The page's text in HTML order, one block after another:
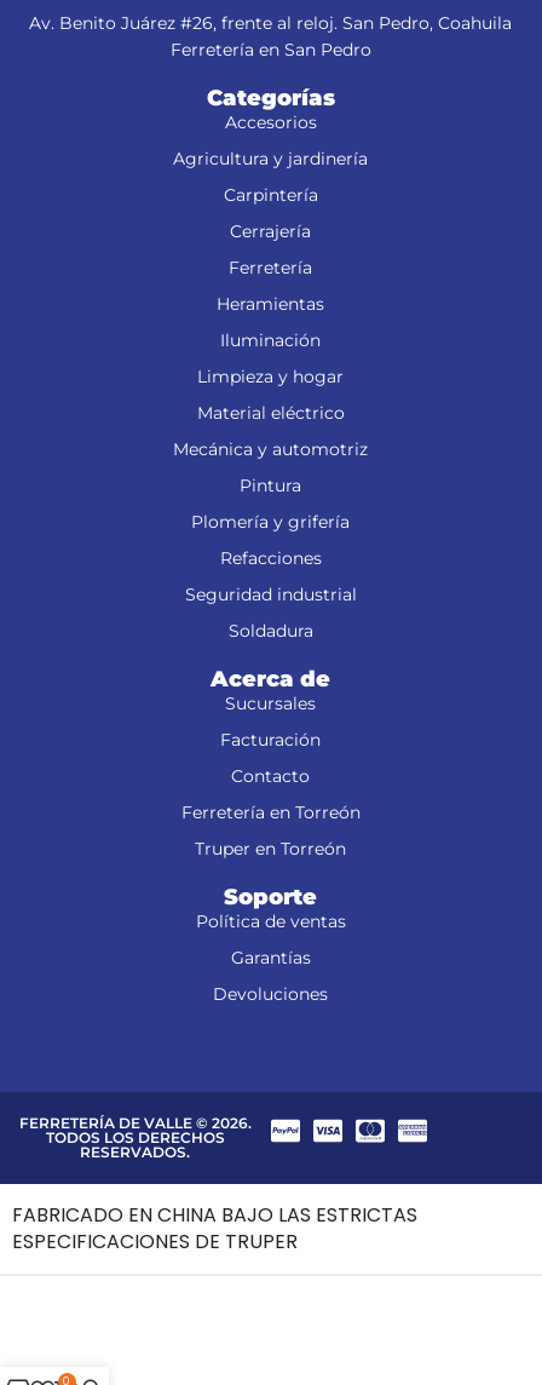
Av. Benito Juárez #26, frente al reloj. San Pedro, Coahuila
Ferretería en San Pedro
Categorías
Accesorios
Agricultura y jardinería
Carpintería
Cerrajería
Ferretería
Heramientas
Iluminación
Limpieza y hogar
Material eléctrico
Mecánica y automotriz
Pintura
Plomería y grifería
Refacciones
Seguridad industrial
Soldadura
Acerca de
Sucursales
Facturación
Contacto
Ferretería en Torreón
Truper en Torreón
Soporte
Política de ventas
Garantías
Devoluciones
FERRETERÍA DE VALLE © 2026.
TODOS LOS DERECHOS
RESERVADOS.
0
FABRICADO EN CHINA BAJO LAS ESTRICTAS
ESPECIFICACIONES DE TRUPER